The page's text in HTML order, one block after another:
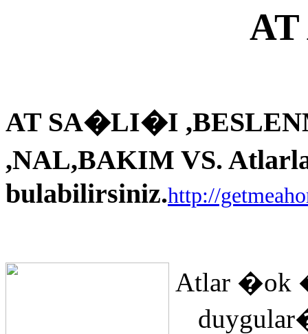
AT SA�LI�I
,NAL,BAKIM VS.
bulabilirsiniz.http://
Atlar �ok